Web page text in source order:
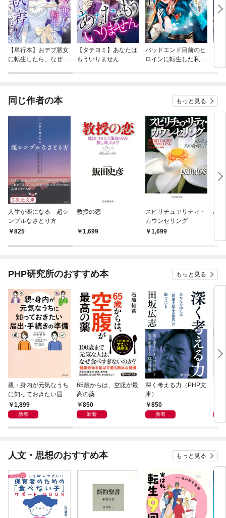
【単行本】おデブ悪女
に転生したら、なぜか
【タテヨミ】あなたは
もういりません
バッドエンド目前のヒ
ロインに転生した私、
同じ作者の本 もっと見る
人生が楽になる 超シ
ンプルなさとり方
825
教授の恋
1,699
スピリチュァリティ・
カウンセリング
1,699
絵
PHP研究所のおすすめ本 もっと見る
親・身内が元気なうち
に知っておきたい届
出・手続きの準備（き
ずな出版）
1,899
新着
65歳からは、空腹が最
高の薬
850
新着
深く考える力（PHP文
庫）
850
新着
20
界
人文・思想のおすすめ本 もっと見る